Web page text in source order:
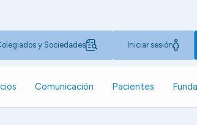
y Sociedades Iniciar sesión
Comunicación Pacientes